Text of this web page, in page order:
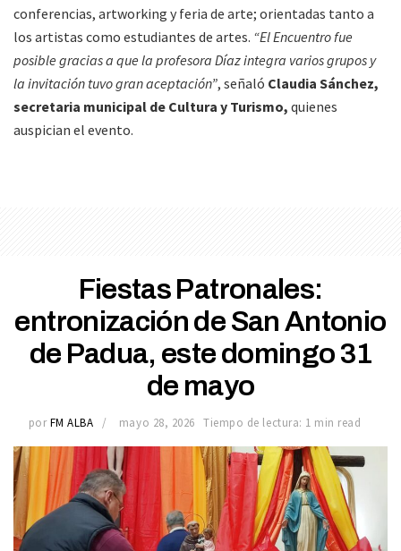
conferencias, artworking y feria de arte; orientadas tanto a
los artistas como estudiantes de artes. “El Encuentro fue
posible gracias a que la profesora Díaz integra varios grupos y
la invitación tuvo gran aceptación”, señaló Claudia Sánchez,
secretaria municipal de Cultura y Turismo, quienes
auspician el evento.
Fiestas Patronales:
entronización de San Antonio
de Padua, este domingo 31
de mayo
por FM ALBA mayo 28, 2026 Tiempo de lectura: 1 min read